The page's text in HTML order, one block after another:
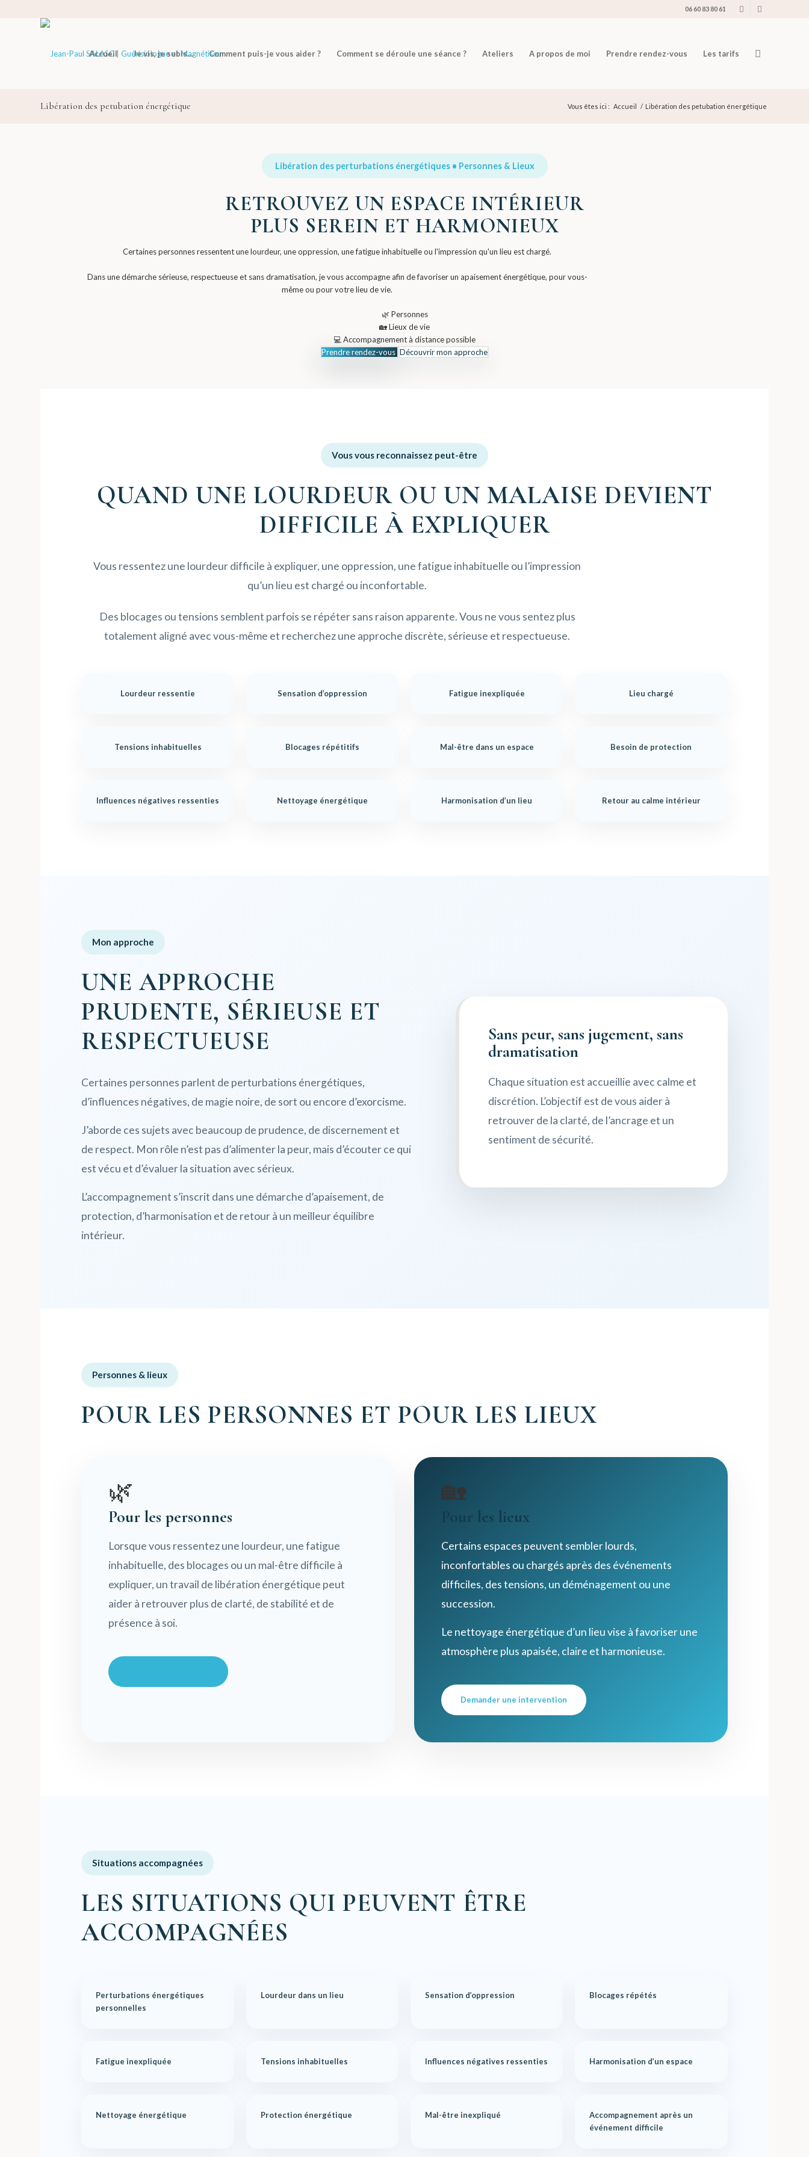
06 60 83 80 61
Accueil Je vis, je subis… Comment puis-je vous aider ? Comment se déroule une séance ? Ateliers A propos de moi Prendre rendez-vous Les tarifs
Libération des petubation énergétique Vous êtes ici : Accueil / Libération des petubation énergétique
Libération des perturbations énergétiques • Personnes & Lieux
RETROUVEZ UN ESPACE INTÉRIEUR
PLUS SEREIN ET HARMONIEUX
Certaines personnes ressentent une lourdeur, une oppression, une fatigue inhabituelle ou l'impression qu'un lieu est chargé.
Dans une démarche sérieuse, respectueuse et sans dramatisation, je vous accompagne afin de favoriser un apaisement énergétique, pour vous-
même ou pour votre lieu de vie.
🌿 Personnes
🏡 Lieux de vie
💻 Accompagnement à distance possible
Prendre rendez-vous Découvrir mon approche
Vous vous reconnaissez peut-être
QUAND UNE LOURDEUR OU UN MALAISE DEVIENT
DIFFICILE À EXPLIQUER
Vous ressentez une lourdeur difficile à expliquer, une oppression, une fatigue inhabituelle ou l’impression
qu’un lieu est chargé ou inconfortable.
Des blocages ou tensions semblent parfois se répéter sans raison apparente. Vous ne vous sentez plus
totalement aligné avec vous-même et recherchez une approche discrète, sérieuse et respectueuse.
Lourdeur ressentie Sensation d’oppression Fatigue inexpliquée Lieu chargé
Tensions inhabituelles Blocages répétitifs Mal-être dans un espace Besoin de protection
Influences négatives ressenties Nettoyage énergétique Harmonisation d’un lieu Retour au calme intérieur
Mon approche
UNE APPROCHE
PRUDENTE, SÉRIEUSE ET
RESPECTUEUSE
Certaines personnes parlent de perturbations énergétiques,
d’influences négatives, de magie noire, de sort ou encore d’exorcisme.
J’aborde ces sujets avec beaucoup de prudence, de discernement et
de respect. Mon rôle n’est pas d’alimenter la peur, mais d’écouter ce qui
est vécu et d’évaluer la situation avec sérieux.
L’accompagnement s’inscrit dans une démarche d’apaisement, de
protection, d’harmonisation et de retour à un meilleur équilibre
intérieur.
Sans peur, sans jugement, sans
dramatisation
Chaque situation est accueillie avec calme et
discrétion. L’objectif est de vous aider à
retrouver de la clarté, de l’ancrage et un
sentiment de sécurité.
Personnes & lieux
POUR LES PERSONNES ET POUR LES LIEUX
🌿
Pour les personnes
Lorsque vous ressentez une lourdeur, une fatigue
inhabituelle, des blocages ou un mal-être difficile à
expliquer, un travail de libération énergétique peut
aider à retrouver plus de clarté, de stabilité et de
présence à soi.
🏡
Pour les lieux
Certains espaces peuvent sembler lourds,
inconfortables ou chargés après des événements
difficiles, des tensions, un déménagement ou une
succession.
Le nettoyage énergétique d’un lieu vise à favoriser une
atmosphère plus apaisée, claire et harmonieuse.
Demander une intervention
Situations accompagnées
LES SITUATIONS QUI PEUVENT ÊTRE
ACCOMPAGNÉES
Perturbations énergétiques
personnelles
Lourdeur dans un lieu Sensation d’oppression Blocages répétés
Fatigue inexpliquée Tensions inhabituelles Influences négatives ressenties Harmonisation d’un espace
Nettoyage énergétique Protection énergétique Mal-être inexpliqué
Accompagnement après un
événement difficile